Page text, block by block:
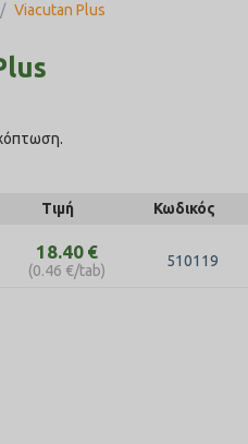
/ Viacutan Plus
Τιμή Κωδικός
18.40 €
(0.46 €/tab)
510119